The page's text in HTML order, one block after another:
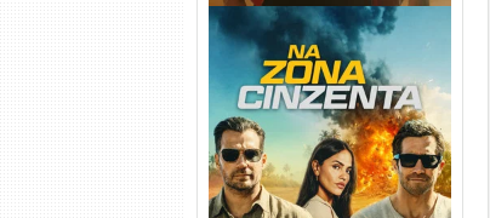
Na Zona Cinzenta Torrent
(2026) WEB-DL 1080p/4K
Dual Áudio